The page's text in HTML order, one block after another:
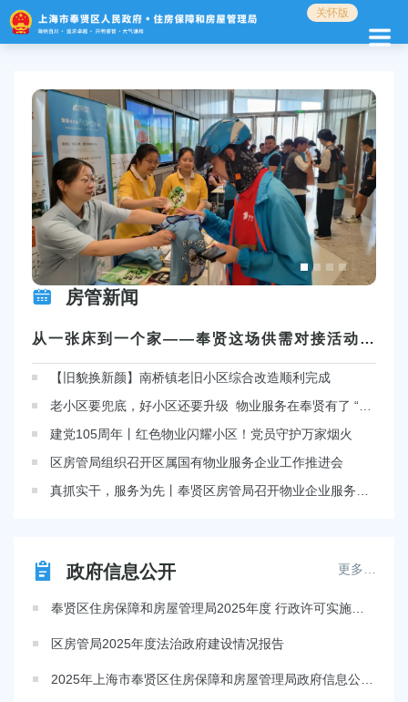
障
碍
关怀版
房管新闻
从一张床到一个家——奉贤这场供需对接活动很“暖心”
【旧貌换新颜】南桥镇老旧小区综合改造顺利完成
老小区要兜底，好小区还要升级 物业服务在奉贤有了 “4S”标准
建党105周年丨红色物业闪耀小区！党员守护万家烟火
区房管局组织召开区属国有物业服务企业工作推进会
真抓实干，服务为先丨奉贤区房管局召开物业企业服务提升点评会
政府信息公开 更多…
奉贤区住房保障和房屋管理局2025年度 行政许可实施情况年度报告
区房管局2025年度法治政府建设情况报告
2025年上海市奉贤区住房保障和房屋管理局政府信息公开工作年度报告